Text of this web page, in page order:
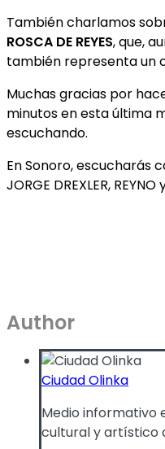
También charlamos
ROSCA DE REYES, que,
también representa un
Muchas gracias por
minutos en esta última
escuchando.
En Sonoro, escucharás
JORGE DREXLER,
Author
Ciudad Olinka
Medio informativo
cultural y artístico